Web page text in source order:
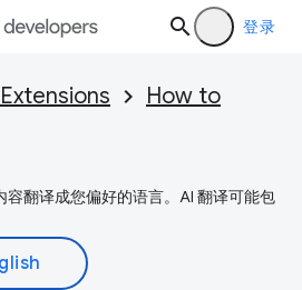
登录
How to
翻译成您偏好的语言。AI 翻译可能包